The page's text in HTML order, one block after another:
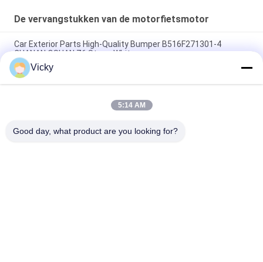
De vervangstukken van de motorfietsmotor
Car Exterior Parts High-Quality Bumper B516F271301-4
CHANAN OSHAN​ Z6 Starry White
Startmotor Honda EX5 Motorfiets motor onderdelen
goedkoop groothandel met hoge prestaties
Motorfietsversteker voor CPR8EAIX-9 China Leveranciers
Vicky
5:14 AM
Good day, what product are you looking for?